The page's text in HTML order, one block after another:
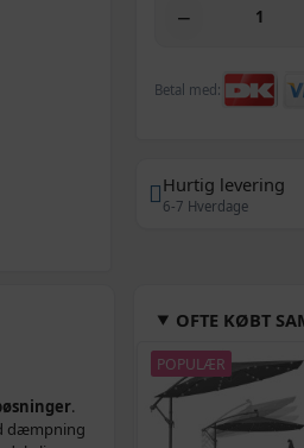
−
Betal med:
Hurtig levering
6-7 Hverdage
.
dæmpning
OFTE KØBT
POPULÆR